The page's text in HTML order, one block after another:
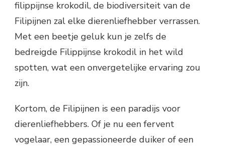
filippijnse krokodil, de biodiversiteit van de
Filipijnen zal elke dierenliefhebber verrassen.
Met een beetje geluk kun je zelfs de
bedreigde Filippijnse krokodil in het wild
spotten, wat een onvergetelijke ervaring zou
zijn.
Kortom, de Filipijnen is een paradijs voor
dierenliefhebbers. Of je nu een fervent
vogelaar, een gepassioneerde duiker of een